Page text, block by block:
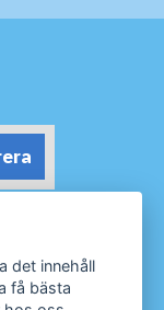
det innehåll
få bästa